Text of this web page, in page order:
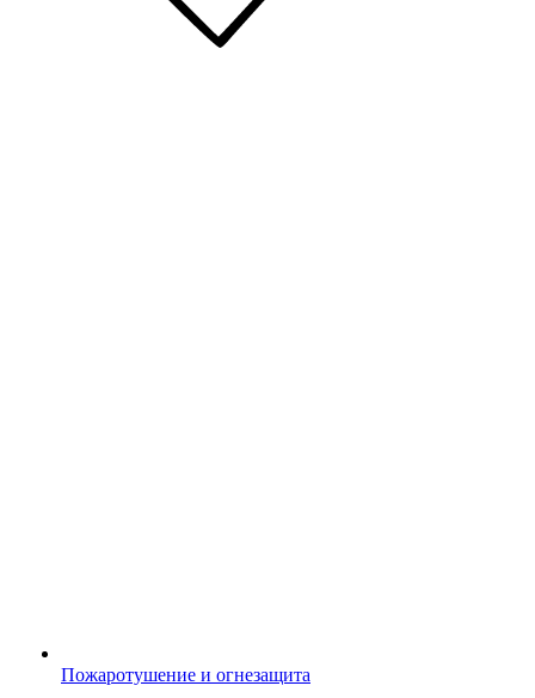
Пожаротушение и огнезащита